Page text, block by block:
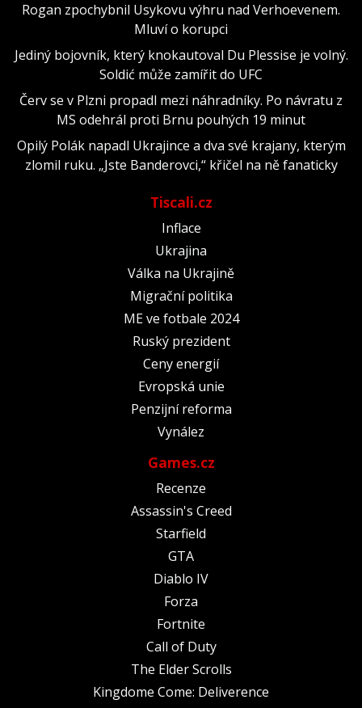
Rogan zpochybnil Usykovu výhru nad Verhoevenem.
Mluví o korupci
Jediný bojovník, který knokautoval Du Plessise je volný.
Soldić může zamířit do UFC
Červ se v Plzni propadl mezi náhradníky. Po návratu z
MS odehrál proti Brnu pouhých 19 minut
Opilý Polák napadl Ukrajince a dva své krajany, kterým
zlomil ruku. „Jste Banderovci,“ křičel na ně fanaticky
Tiscali.cz
Inflace
Ukrajina
Válka na Ukrajině
Migrační politika
ME ve fotbale 2024
Ruský prezident
Ceny energií
Evropská unie
Penzijní reforma
Vynález
Games.cz
Recenze
Assassin's Creed
Starfield
GTA
Diablo IV
Forza
Fortnite
Call of Duty
The Elder Scrolls
Kingdome Come: Deliverence